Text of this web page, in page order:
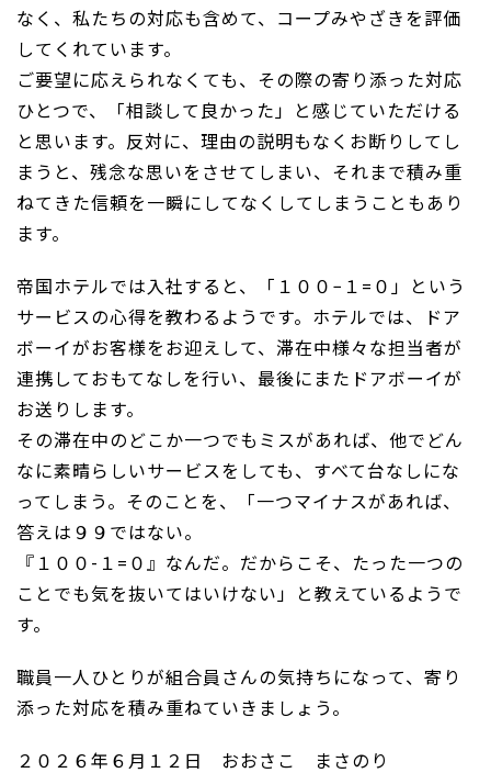
なく、私たちの対応も含めて、コープみやざきを評価
してくれています。
ご要望に応えられなくても、その際の寄り添った対応
ひとつで、「相談して良かった」と感じていただける
と思います。反対に、理由の説明もなくお断りしてし
まうと、残念な思いをさせてしまい、それまで積み重
ねてきた信頼を一瞬にしてなくしてしまうこともあり
ます。
帝国ホテルでは入社すると、「１００−１=０」という
サービスの心得を教わるようです。ホテルでは、ドア
ボーイがお客様をお迎えして、滞在中様々な担当者が
連携しておもてなしを行い、最後にまたドアボーイが
お送りします。
その滞在中のどこか一つでもミスがあれば、他でどん
なに素晴らしいサービスをしても、すべて台なしにな
ってしまう。そのことを、「一つマイナスがあれば、
答えは９９ではない。
『１００-１=０』なんだ。だからこそ、たった一つの
ことでも気を抜いてはいけない」と教えているようで
す。
職員一人ひとりが組合員さんの気持ちになって、寄り
添った対応を積み重ねていきましょう。
２０２６年６月１２日 おおさこ まさのり